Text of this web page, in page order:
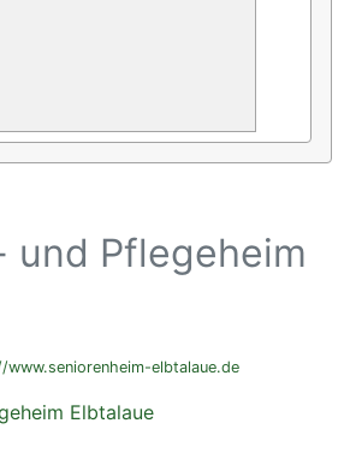
und Pflegeheim
elbtalaue.de
Elbtalaue